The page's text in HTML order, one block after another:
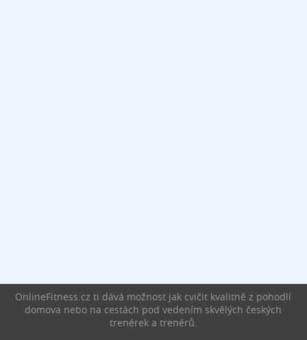
OnlineFitness.cz ti dává možnost jak cvičit kvalitně z pohodlí
domova nebo na cestách pod vedením skvělých českých
trenérek a trenérů.